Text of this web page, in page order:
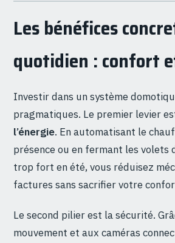
Les bénéfices
quotidien : confort
Investir dans un système
pragmatiques. Le premier levier
l’énergie. En automatisant le
présence ou en fermant les volets
trop fort en été, vous réduisez
factures sans sacrifier votre
Le second pilier est la sécurité.
mouvement et aux caméras